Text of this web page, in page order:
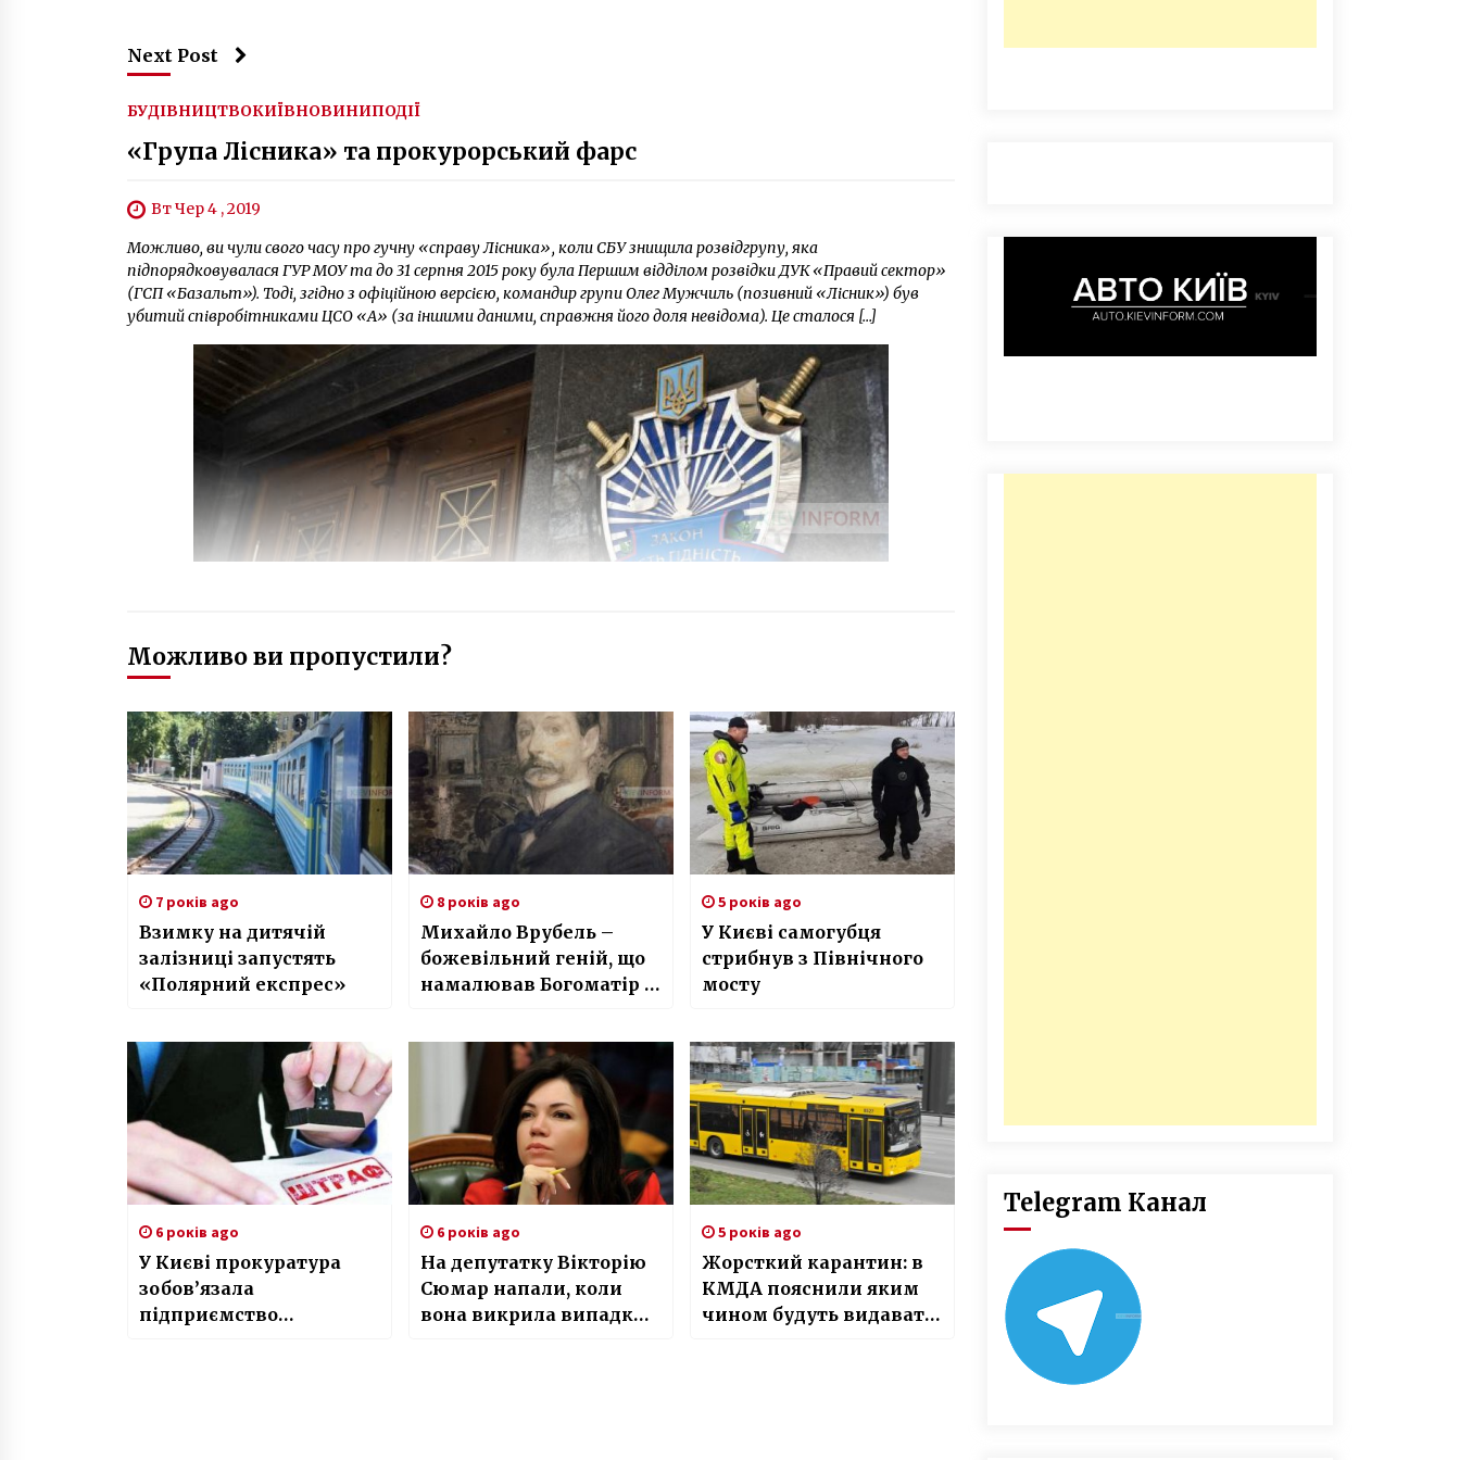
Next Post
БУДІВНИЦТВОКИЇВНОВИНИПОДІЇ
«Група Лісника» та прокурорський фарс
Вт Чер 4 , 2019
Можливо, ви чули свого часу про гучну «справу Лісника», коли СБУ знищила розвідгрупу, яка
підпорядковувалася ГУР МОУ та до 31 серпня 2015 року була Першим відділом розвідки ДУК «Правий сектор»
(ГСП «Базальт»). Тоді, згідно з офіційною версією, командир групи Олег Мужчиль (позивний «Лісник») був
убитий співробітниками ЦСО «А» (за іншими даними, справжня його доля невідома). Це сталося […]
Можливо ви пропустили?
7 років ago
Взимку на дитячій
залізниці запустять
«Полярний експрес»
8 років ago
Михайло Врубель –
божевільний геній, що
намалював Богоматір з
5 років ago
У Києві самогубця
стрибнув з Північного
мосту
6 років ago
У Києві прокуратура
зобов’язала
підприємство
6 років ago
На депутатку Вікторію
Сюмар напали, коли
вона викрила випадки
5 років ago
Жорсткий карантин: в
КМДА пояснили яким
чином будуть видавати
Telegram Канал